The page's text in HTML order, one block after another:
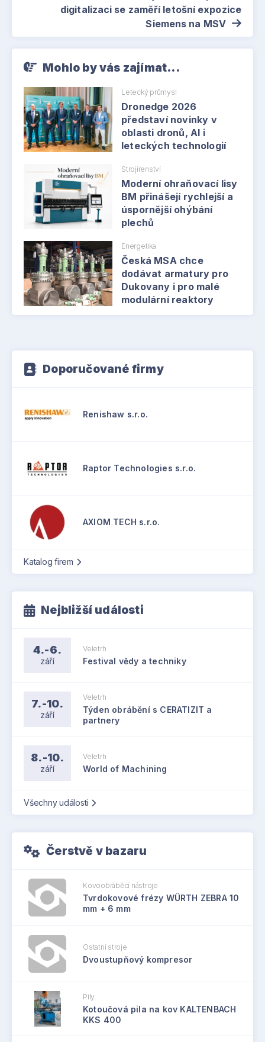
digitalizaci se zaměří letošní expozice
Siemens na MSV
Mohlo by vás zajímat...
Letecký průmysl
Dronedge 2026
představí novinky v
oblasti dronů, AI i
leteckých technologií
Strojírenství
Moderní ohraňovací lisy
BM přinášejí rychlejší a
úspornější ohýbání
plechů
Energetika
Česká MSA chce
dodávat armatury pro
Dukovany i pro malé
modulární reaktory
Doporučované firmy
Renishaw s.r.o.
Raptor Technologies s.r.o.
AXIOM TECH s.r.o.
Katalog firem
Nejbližší události
4.-6.
září
Veletrh
Festival vědy a techniky
7.-10.
září
Veletrh
Týden obrábění s CERATIZIT a
partnery
8.-10.
září
Veletrh
World of Machining
Všechny události
Čerstvě v bazaru
Kovoobráběcí nástroje
Tvrdokovové frézy WÜRTH ZEBRA 10
mm + 6 mm
Ostatní stroje
Dvoustupňový kompresor
Pily
Kotoučová pila na kov KALTENBACH
KKS 400